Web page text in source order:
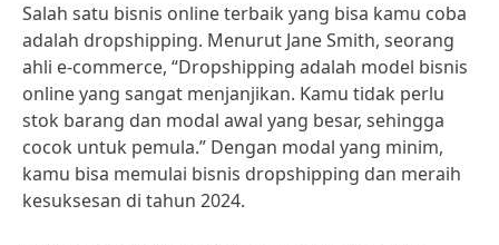
Salah satu bisnis online terbaik yang bisa kamu coba
adalah dropshipping. Menurut Jane Smith, seorang
ahli e-commerce, “Dropshipping adalah model bisnis
online yang sangat menjanjikan. Kamu tidak perlu
stok barang dan modal awal yang besar, sehingga
cocok untuk pemula.” Dengan modal yang minim,
kamu bisa memulai bisnis dropshipping dan meraih
kesuksesan di tahun 2024.